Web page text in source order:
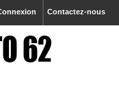
Contactez-nous